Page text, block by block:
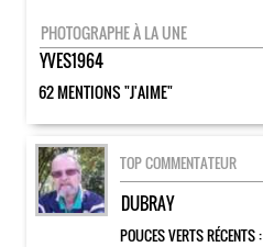
PHOTOGRAPHE À LA UNE
YVES1964
62 MENTIONS "J'AIME"
TOP COMMENTATEUR
DUBRAY
POUCES VERTS RÉCENTS :